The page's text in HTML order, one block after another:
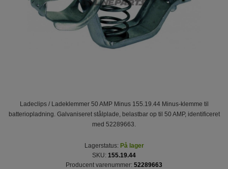
Ladeclips / Ladeklemmer 50 AMP Minus 155.19.44 Minus-klemme til
batteriopladning. Galvaniseret stålplade, belastbar op til 50 AMP, identificeret
med 52289663.
Lagerstatus: På lager
SKU: 155.19.44
Producent varenummer: 52289663